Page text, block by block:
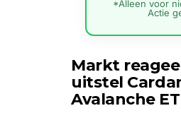
*Alleen voor
Actie
Markt
uitstel
Avalanche